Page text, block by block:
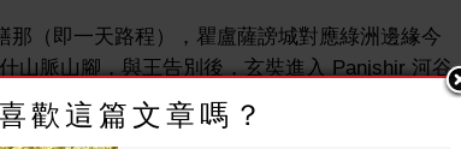
那（即一天路程），瞿盧薩謗城對應綠洲邊緣今
山脈山腳，與王告別後，玄奘進入 Panjshir 河谷
60公里的鄉村 Pukh，加上隨後一天過嶺（見
》的「七日」應是有誤。反覆檢視衛星立體圖
歡這篇文章嗎？